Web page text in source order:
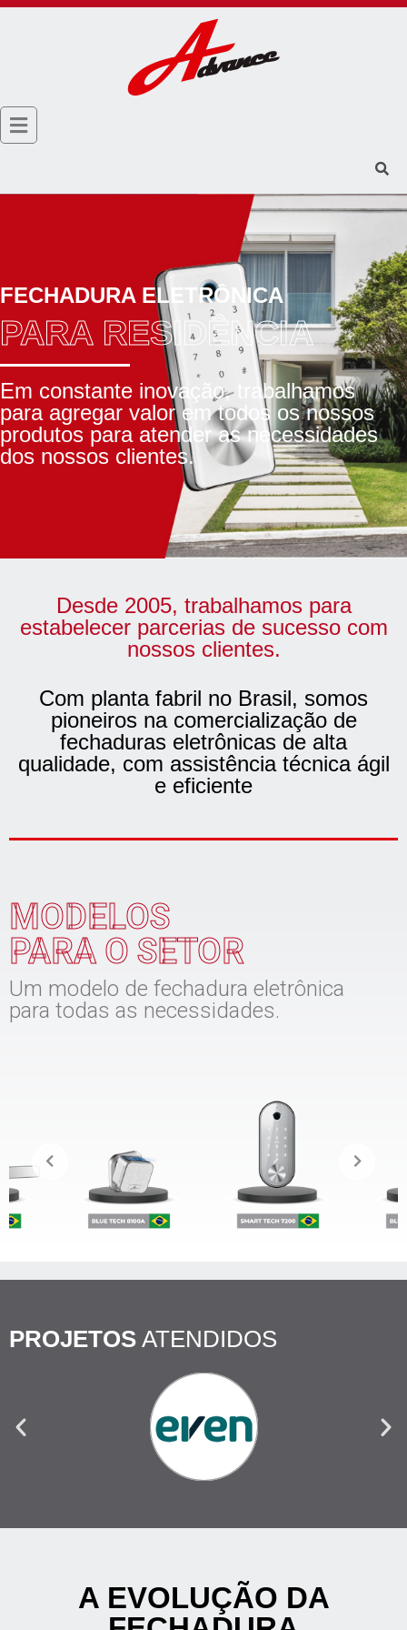
FECHADURA ELETRÔNICA
PARA RESIDÊNCIA
Em constante inovação, trabalhamos
para agregar valor em todos os nossos
produtos para atender as necessidades
dos nossos clientes.
Desde 2005, trabalhamos para
estabelecer parcerias de sucesso com
nossos clientes.
Com planta fabril no Brasil, somos
pioneiros na comercialização de
fechaduras eletrônicas de alta
qualidade, com assistência técnica ágil
e eficiente
MODELOS
PARA O SETOR
Um modelo de fechadura eletrônica
para todas as necessidades.
PROJETOS ATENDIDOS
A EVOLUÇÃO DA